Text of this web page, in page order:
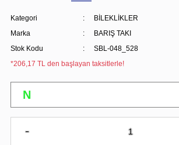
Kategori
BİLEKLİKLER
Marka
BARIŞ TAKI
Stok Kodu
SBL-048_528
*206,17 TL den başlayan taksitlerle!